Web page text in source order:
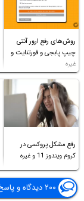
روش‌های رفع ارور آنتی
چیپ پابجی و فورتنایت و
غیره
رفع مشکل پروکسی در
کروم ویندوز 11 و غیره
۲۰۰ دیدگاه و پاسخ آخر